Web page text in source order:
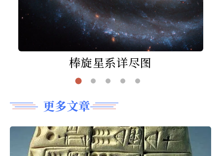
棒旋星系详尽图
更多文章